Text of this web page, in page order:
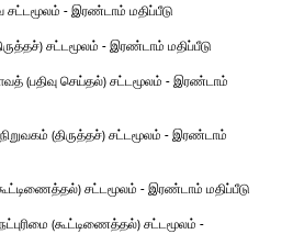
- இரண்டாம் மதிப்பீடு
சட்டமூலம் - இரண்டாம் மதிப்பீடு
(பதிவு செய்தல்) சட்டமூலம் - இரண்டாம்
(திருத்தச்) சட்டமூலம் - இரண்டாம்
சட்டமூலம் - இரண்டாம் மதிப்பீடு
(கூட்டிணைத்தல்) சட்டமூலம் -